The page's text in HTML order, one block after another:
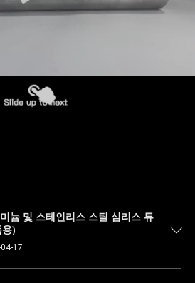
늄 및 스테인리스 스틸 심리스 튜
)
17